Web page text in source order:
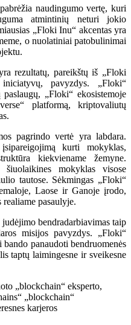
naudingumo vertę, kuri
atmintinių neturi jokio
„Floki Inu“ akcentas yra
o nuolatiniai patobulinimai
rezultatų, pareikštų iš „Floki
pavyzdys. „Floki“
„Floki“ ekosistemoje
platformą, kriptovaliutų
pagrindo vertė yra labdara.
kurti mokyklas,
kiekviename žemyne.
mokyklas visose
tautose. Sėkmingas „Floki“
Laose ir Ganoje įrodo,
pasaulyje.
bendradarbiavimas taip
misijos pavyzdys. „Floki“
panaudoti bendruomenės
taptų laimingesne ir sveikesne
„blockchain“ eksperto,
„blockchain“
karjeros